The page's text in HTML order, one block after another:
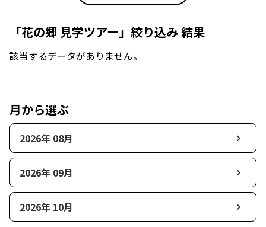
「花の郷 見学ツアー」絞り込み 結果
該当するデータがありません。
月から選ぶ
2026年 08月
2026年 09月
2026年 10月